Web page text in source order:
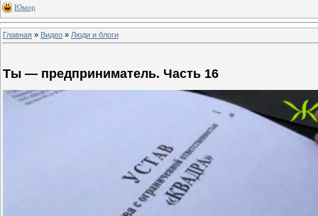
Юмор
Главная » Видео » Люди и блоги
Ты — предприниматель. Часть 16